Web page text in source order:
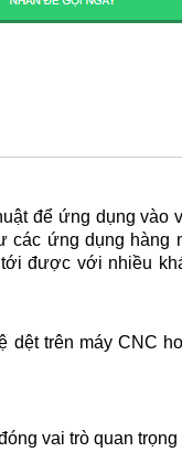
để ứng dụng vào
ứng dụng hàng
được với nhiều
trên máy CNC
vai trò quan